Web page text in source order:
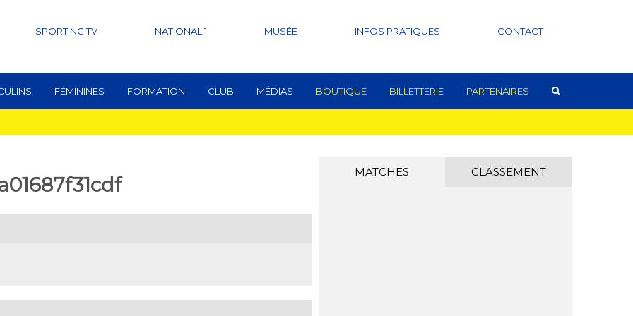
SPORTING TV NATIONAL 1 MUSÉE INFOS PRATIQUES CONTACT
FÉMININES FORMATION CLUB MÉDIAS BOUTIQUE BILLETTERIE PARTENAIRES
MATCHES CLASSEMENT